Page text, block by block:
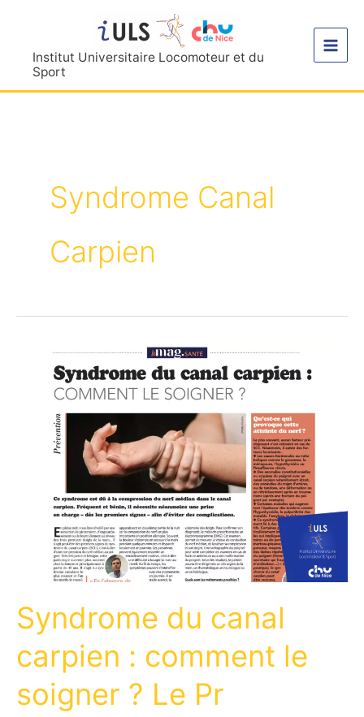
contenuInstitut Universitaire Locomoteur et du
Sport
Syndrome Canal
Carpien
Syndrome du canal
carpien : comment le
soigner ? Le Pr